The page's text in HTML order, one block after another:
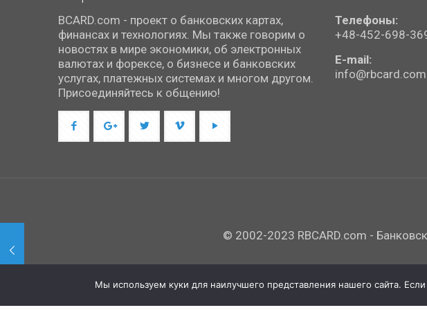
BCARD.com - проект о банковских картах,
финансах и технологиях. Мы также говорим о
новостях в мире экономики, об электронных
валютах и форексе, о бизнесе и банковских
услугах, платежных системах и многом другом.
Присоединяйтесь к общению!
Телефоны:
+48-452-698-
E-mail:
info@rbcard.com
© 2002-2023 RBCARD.com -
Мы используем куки для наилучшего представления нашего сайта.